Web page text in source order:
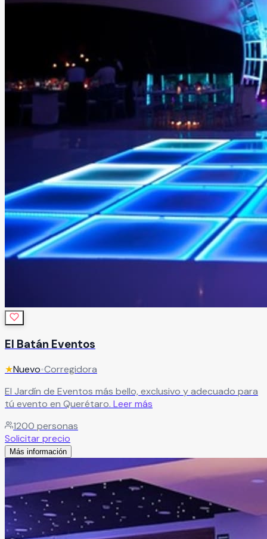
El Batán Eventos
★Nuevo•Corregidora
El Jardín de Eventos más bello, exclusivo y adecuado para
tú evento en Querétaro. Leer más
1200 personas
Solicitar precio
Más información